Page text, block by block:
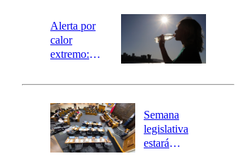
epicentro
Alerta por
calor
extremo:
activa Alerta
Preventiva en
tres comunas
Semana
legislativa
estará